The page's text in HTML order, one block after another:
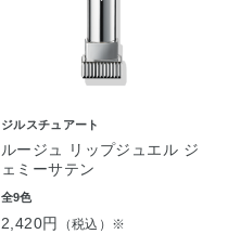
ジルスチュアート
ルージュ リップジュエル ジ
ェミーサテン
全9色
2,420円 （税込）※